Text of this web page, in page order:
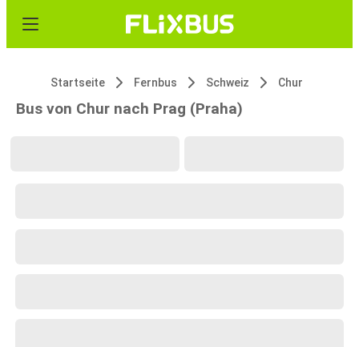
Startseite Fernbus Schweiz Chur
Bus von Chur nach Prag (Praha)